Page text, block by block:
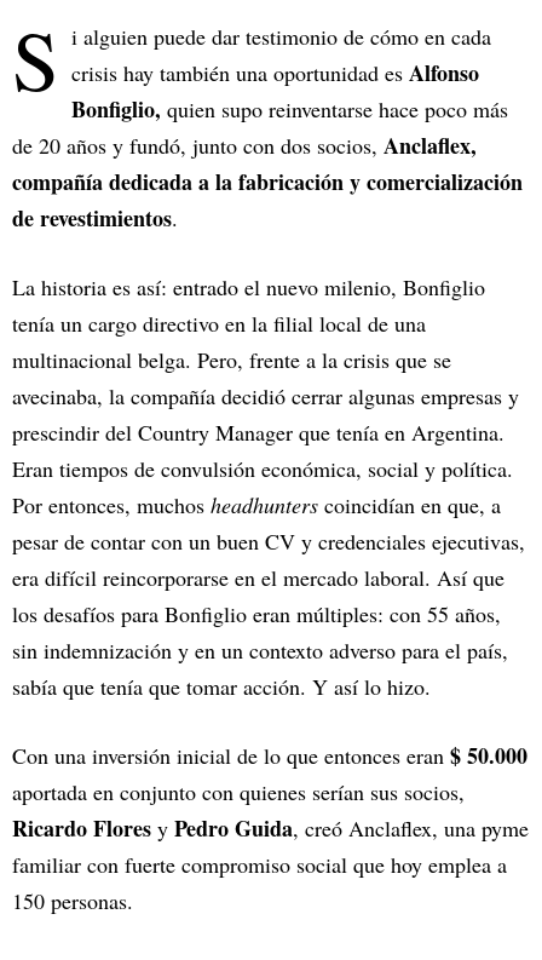
S i alguien puede dar testimonio de cómo en cada
crisis hay también una oportunidad es Alfonso
Bonfiglio, quien supo reinventarse hace poco más
de 20 años y fundó, junto con dos socios, Anclaflex,
compañía dedicada a la fabricación y comercialización
de revestimientos.
La historia es así: entrado el nuevo milenio, Bonfiglio
tenía un cargo directivo en la filial local de una
multinacional belga. Pero, frente a la crisis que se
avecinaba, la compañía decidió cerrar algunas empresas y
prescindir del Country Manager que tenía en Argentina.
Eran tiempos de convulsión económica, social y política.
Por entonces, muchos headhunters coincidían en que, a
pesar de contar con un buen CV y credenciales ejecutivas,
era difícil reincorporarse en el mercado laboral. Así que
los desafíos para Bonfiglio eran múltiples: con 55 años,
sin indemnización y en un contexto adverso para el país,
sabía que tenía que tomar acción. Y así lo hizo.
Con una inversión inicial de lo que entonces eran $ 50.000
aportada en conjunto con quienes serían sus socios,
Ricardo Flores y Pedro Guida, creó Anclaflex, una pyme
familiar con fuerte compromiso social que hoy emplea a
150 personas.